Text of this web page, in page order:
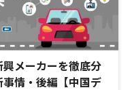
メーカーを徹底分
情・後編【中国デ